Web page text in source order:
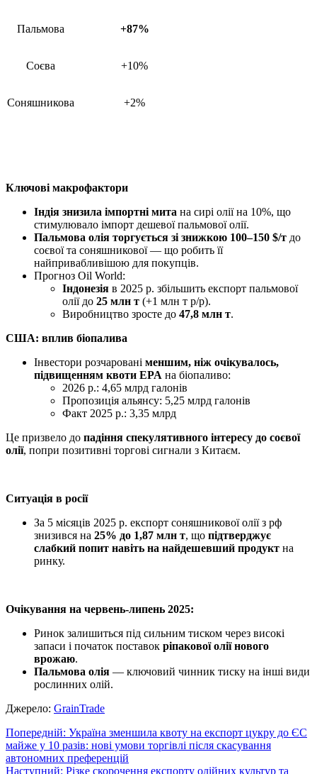
Пальмова +87%
Соєва +10%
Соняшникова +2%
Ключові макрофактори
Індія знизила імпортні мита на сирі олії на 10%, що
стимулювало імпорт дешевої пальмової олії.
Пальмова олія торгується зі знижкою 100–150 $/т до
соєвої та соняшникової — що робить її
найпривабливішою для покупців.
Прогноз Oil World:
Індонезія в 2025 р. збільшить експорт пальмової
олії до 25 млн т (+1 млн т р/р).
Виробництво зросте до 47,8 млн т.
США: вплив біопалива
Інвестори розчаровані меншим, ніж очікувалось,
підвищенням квоти EPA на біопаливо:
2026 р.: 4,65 млрд галонів
Пропозиція альянсу: 5,25 млрд галонів
Факт 2025 р.: 3,35 млрд
Це призвело до падіння спекулятивного інтересу до соєвої
олії, попри позитивні торгові сигнали з Китаєм.
Ситуація в росії
За 5 місяців 2025 р. експорт соняшникової олії з рф
знизився на 25% до 1,87 млн т, що підтверджує
слабкий попит навіть на найдешевший продукт на
ринку.
Очікування на червень-липень 2025:
Ринок залишиться під сильним тиском через високі
запаси і початок поставок ріпакової олії нового
врожаю.
Пальмова олія — ключовий чинник тиску на інші види
рослинних олій.
Джерело: GrainTrade
Навігація
записів
Попередній: Україна зменшила квоту на експорт цукру до ЄС
майже у 10 разів: нові умови торгівлі після скасування
автономних преференцій
Наступний: Різке скорочення експорту олійних культур та